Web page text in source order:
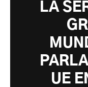
LA
UE